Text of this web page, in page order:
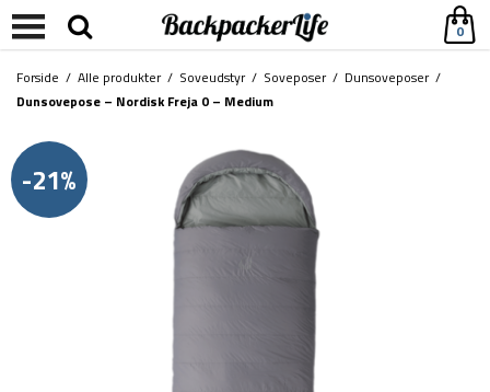
0
Forside / Alle produkter/ Soveudstyr/ Soveposer/ Dunsoveposer/
Dunsovepose – Nordisk Freja 0 – Medium
-21%